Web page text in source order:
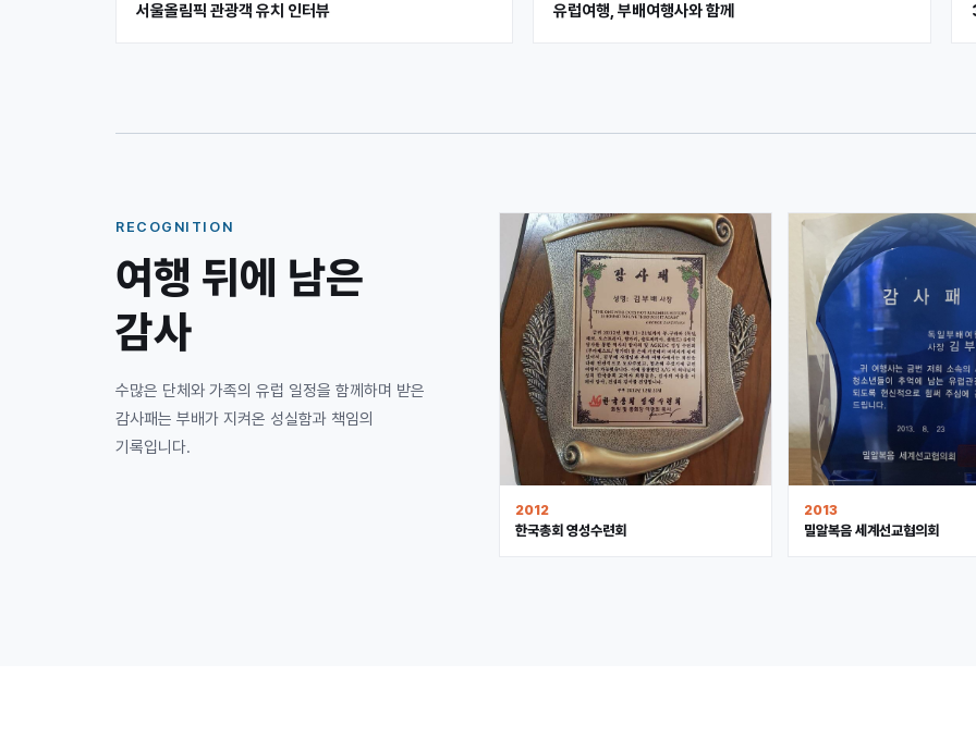
서울올림픽 관광객 유치 인터뷰 유럽여행, 부배여행사와 함께
RECOGNITION
여행 뒤에 남은
감사
수많은 단체와 가족의 유럽 일정을 함께하며 받은
감사패는 부배가 지켜온 성실함과 책임의
기록입니다.
2012
한국총회 영성수련회
2013
밀알복음 세계선교협의회